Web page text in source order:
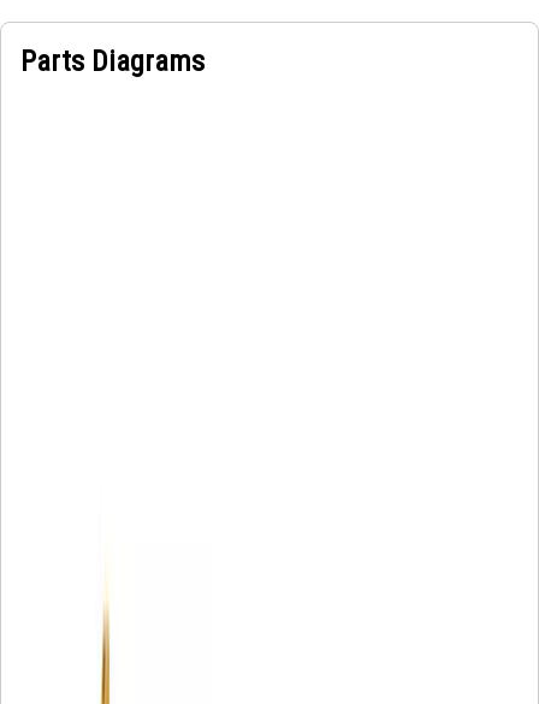
Parts Diagrams